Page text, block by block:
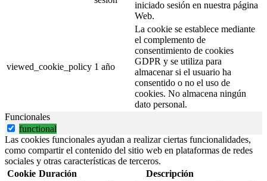
iniciado sesión en nuestra página
Web.
viewed_cookie_policy 1 año
La cookie se establece mediante
el complemento de
consentimiento de cookies
GDPR y se utiliza para
almacenar si el usuario ha
consentido o no el uso de
cookies. No almacena ningún
dato personal.
Funcionales
functional
Las cookies funcionales ayudan a realizar ciertas funcionalidades,
como compartir el contenido del sitio web en plataformas de redes
sociales y otras características de terceros.
Cookie Duración Descripción